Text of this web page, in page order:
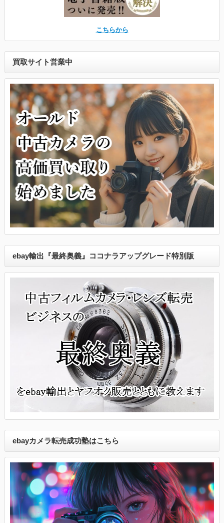
こちらから
買取サイト営業中
ebay輸出『最終奥義』ココナラアップグレード特別版
ebayカメラ転売成功塾はこちら